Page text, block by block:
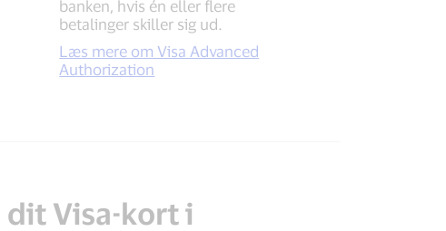
banken, hvis én eller flere
betalinger skiller sig ud.
Læs mere om Visa Advanced
Authorization
Visa-kort i